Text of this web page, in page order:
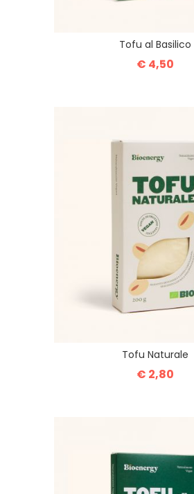
Tofu al Basilico
€ 4,50
Tofu Naturale
€ 2,80